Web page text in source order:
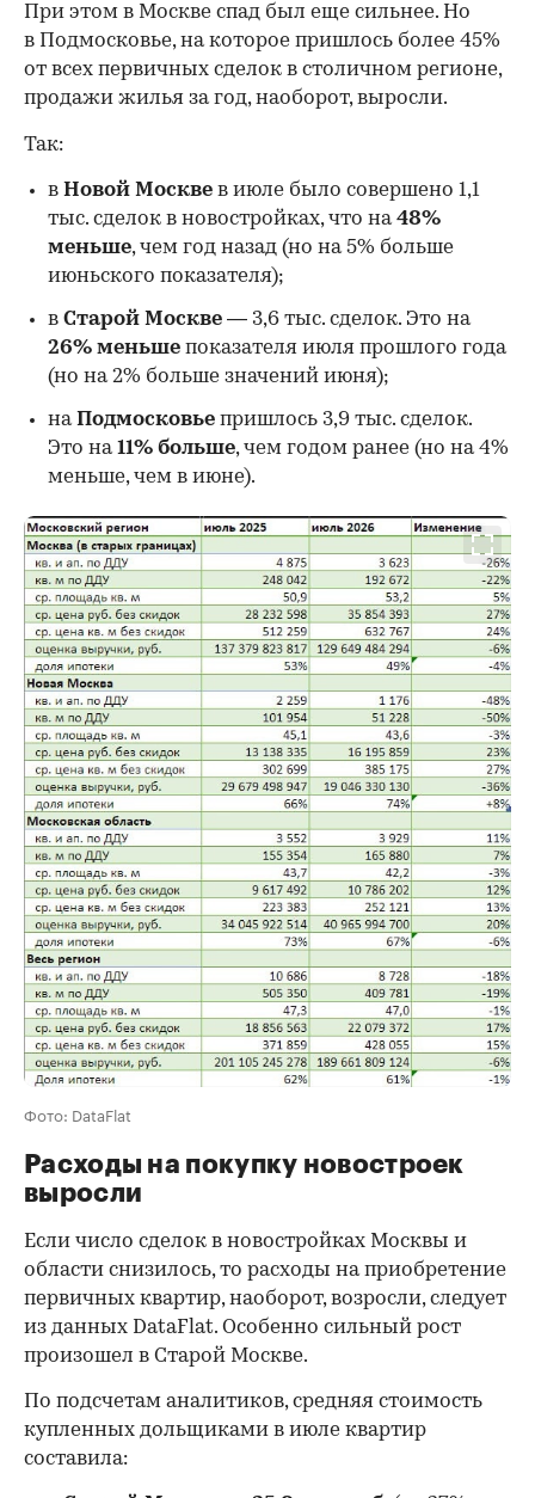
При этом в Москве спад был еще сильнее. Но
в Подмосковье, на которое пришлось более 45%
от всех первичных сделок в столичном регионе,
продажи жилья за год, наоборот, выросли.
00:00 / 00:00
Так:
в Новой Москве в июле было совершено 1,1
тыс. сделок в новостройках, что на48%
меньше, чем год назад (но на 5% больше
июньского показателя);
в Старой Москве — 3,6 тыс. сделок. Это на
26% меньше показателя июля прошлого года
(но на 2% больше значений июня);
наПодмосковье пришлось 3,9 тыс. сделок.
Это на11% больше, чем годом ранее (но на 4%
меньше, чем в июне).
Фото: DataFlat
Расходы на покупку новостроек
выросли
Если число сделок в новостройках Москвы и
области снизилось, то расходы на приобретение
первичных квартир, наоборот, возросли, следует
из данных DataFlat. Особенно сильный рост
произошел в Старой Москве.
По подсчетам аналитиков, средняя стоимость
купленных дольщиками в июле квартир
составила: